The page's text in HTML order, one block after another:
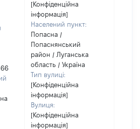
66
[Конфіденційна
інформація]
Населений пункт:
Попасна /
Попаснянський
район / Луганська
область / Україна
Тип вулиці:
[Конфіденційна
інформація]
Вулиця:
[Конфіденційна
інформація]